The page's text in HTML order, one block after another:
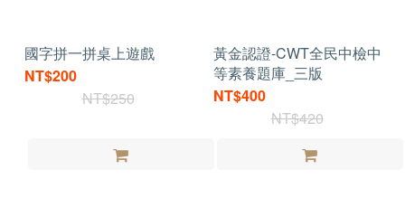
國字拼一拼桌上遊戲
NT$200
NT$250
黃金認證-CWT全民中檢中
等素養題庫_三版
NT$400
NT$420